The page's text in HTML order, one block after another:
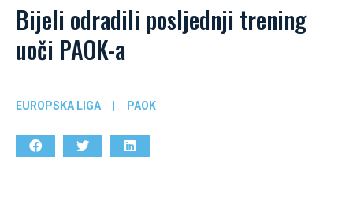
Bijeli odradili posljednji trening
uoči PAOK-a
EUROPSKA LIGA | PAOK